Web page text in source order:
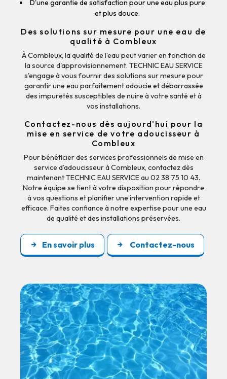
D'une garantie de satisfaction pour une eau plus pure
et plus douce.
Des solutions sur mesure pour une eau de
qualité à Combleux
À Combleux, la qualité de l'eau peut varier en fonction de
la source d'approvisionnement. TECHNIC EAU SERVICE
s'engage à vous fournir des solutions sur mesure pour
garantir une eau parfaitement adoucie et débarrassée
des impuretés susceptibles de nuire à votre santé et à
vos installations.
Contactez-nous dès aujourd'hui pour la
mise en service de votre adoucisseur à
Combleux
Pour bénéficier des services professionnels de mise en
service d'adoucisseur à Combleux, contactez dès
maintenant TECHNIC EAU SERVICE au 02 38 75 10 43.
Notre équipe se tient à votre disposition pour répondre
à vos questions et planifier une intervention rapide et
efficace. Faites confiance à notre expertise pour une eau
de qualité et des installations préservées.
En savoir plus Contactez-nous